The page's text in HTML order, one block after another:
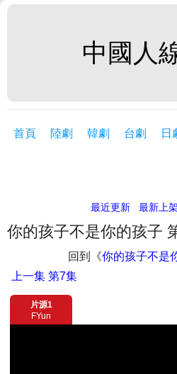
中國人
首頁 陸劇 韓劇 台劇 日
最近更新 最新上架
你的孩子不是你的孩子
回到《你的孩子不是
上一集 第7集
片源1
FYun